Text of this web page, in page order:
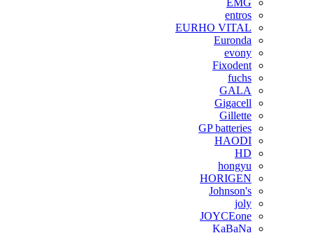
EMG
entros
EURHO VITAL
Euronda
evony
Fixodent
fuchs
GALA
Gigacell
Gillette
GP batteries
HAODI
HD
hongyu
HORIGEN
Johnson's
joly
JOYCEone
KaBaNa